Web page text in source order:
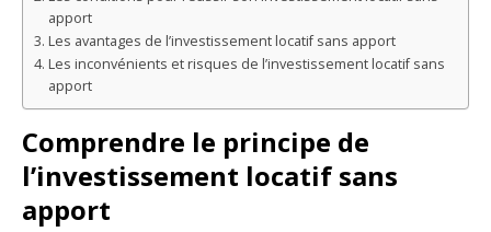
apport
Les avantages de l’investissement locatif sans apport
Les inconvénients et risques de l’investissement locatif sans
apport
Comprendre le principe de
l’investissement locatif sans
apport